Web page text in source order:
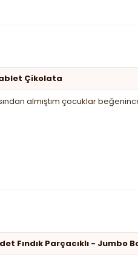
Çikolata
almıştım çocuklar
Fındık Parçacıklı - Jumbo